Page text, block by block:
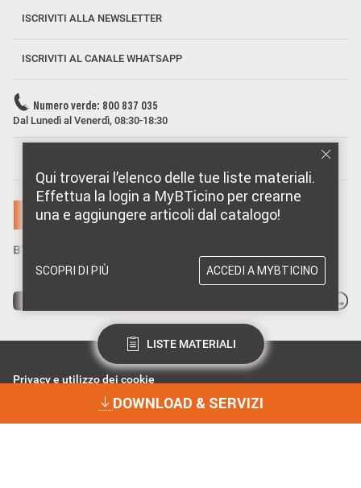
DOWNLOAD & SERVIZI
Qui troverai l’elenco delle tue liste materiali.
Effettua la login a MyBTicino per crearne
una e aggiungere articoli dal catalogo!
SCOPRI DI PIÙ ACCEDI A MYBTICINO
LISTE MATERIALI
ISCRIVITI ALLA NEWSLETTER
ISCRIVITI AL CANALE WHATSAPP
Numero verde: 800 837 035
Dal Lunedì al Venerdì, 08:30-18:30
Privacy e utilizzo dei cookie
Data Privacy e Cybersecurity